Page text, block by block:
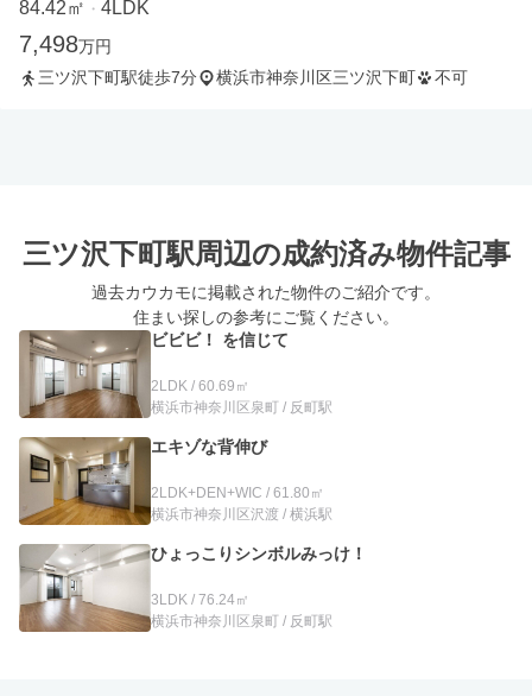
84.42㎡ ・ 4LDK
7,498万円
三ツ沢下町駅徒歩7分
横浜市神奈川区三ツ沢下町 不可
三ツ沢下町駅周辺の成約済み物件記事
過去カウカモに掲載された物件のご紹介です。
住まい探しの参考にご覧ください。
ビビビ！ を信じて
2LDK / 60.69㎡
横浜市神奈川区泉町 / 反町駅
エキゾな背伸び
2LDK+DEN+WIC / 61.80㎡
横浜市神奈川区沢渡 / 横浜駅
ひょっこりシンボルみっけ！
3LDK / 76.24㎡
横浜市神奈川区泉町 / 反町駅